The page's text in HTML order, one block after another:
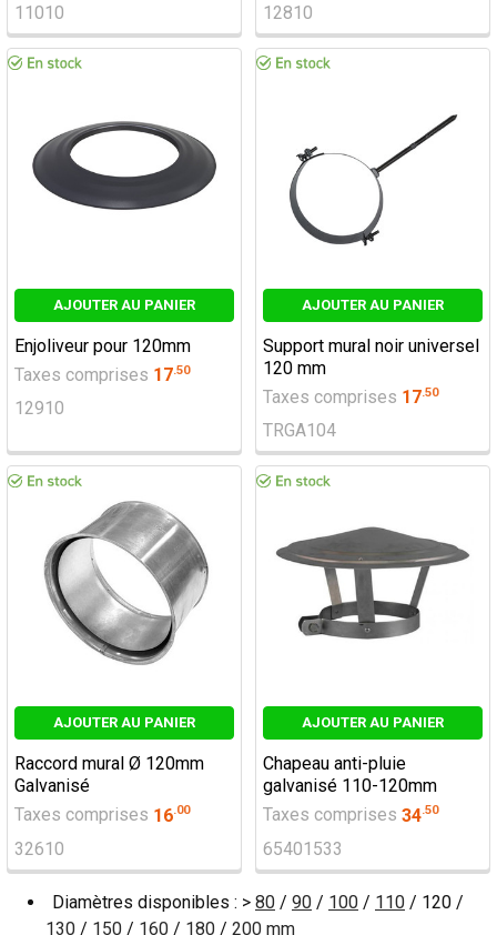
11010 12810
AJOUTER AU PANIER
Enjoliveur pour 120mm
Taxes comprises 17.50
12910
AJOUTER AU PANIER
Support mural noir universel
120 mm
Taxes comprises 17.50
TRGA104
AJOUTER AU PANIER
Raccord mural Ø 120mm
Galvanisé
Taxes comprises 16.00
32610
AJOUTER AU PANIER
Chapeau anti-pluie
galvanisé 110-120mm
Taxes comprises 34.50
65401533
Diamètres disponibles : > 80 / 90 / 100 / 110 / 120 /
130 / 150 / 160 / 180 / 200 mm